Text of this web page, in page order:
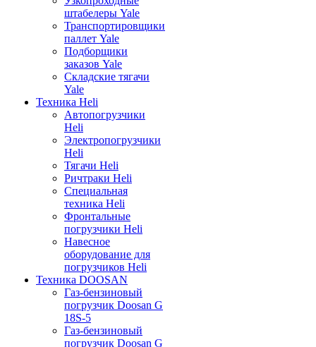
штабелеры Yale
Транспортировщики
паллет Yale
Подборщики
заказов Yale
Складские тягачи
Yale
Техника Heli
Автопогрузчики
Heli
Электропогрузчики
Heli
Тягачи Heli
Ричтраки Heli
Специальная
техника Heli
Фронтальные
погрузчики Heli
Навесное
оборудование для
погрузчиков Heli
Техника DOOSAN
Газ-бензиновый
погрузчик Doosan G
18S-5
Газ-бензиновый
погрузчик Doosan G